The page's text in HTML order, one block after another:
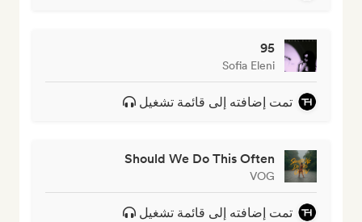
95
Sofia Eleni
تمت إضافته إلى قائمة تشغيل
Should We Do This Often
VOG
تمت إضافته إلى قائمة تشغيل